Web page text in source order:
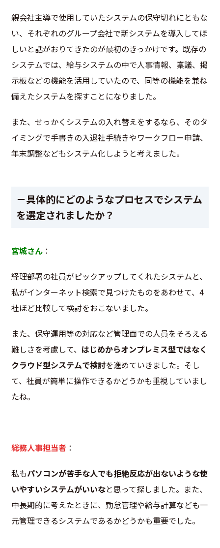
親会社主導で使用していたシステムの保守切れにともな
い、それぞれのグループ会社で新システムを導入してほ
しいと話がおりてきたのが最初のきっかけです。既存の
システムでは、給与システムの中で人事情報、稟議、掲
示板などの機能を活用していたので、同等の機能を兼ね
備えたシステムを探すことになりました。
また、せっかくシステムの入れ替えをするなら、そのタ
イミングで手書きの入退社手続きやワークフロー申請、
年末調整などもシステム化しようと考えました。
－具体的にどのようなプロセスでシステム
を選定されましたか？
宮城さん ：
経理部署の社員がピックアップしてくれたシステムと、
私がインターネット検索で見つけたものをあわせて、4
社ほど比較して検討をおこないました。
また、保守運用等の対応など管理面での人員をそろえる
難しさを考慮して、 はじめからオンプレミス型ではなく
クラウド型システムで検討を進めていきました。そし
て、社員が簡単に操作できるかどうかも重視していまし
たね。
総務人事担当者 ：
私もパソコンが苦手な人でも拒絶反応が出ないような使
いやすいシステムがいいなと思って探しました。また、
中長期的に考えたときに、勤怠管理や給与計算なども一
元管理できるシステムであるかどうかも重要でした。